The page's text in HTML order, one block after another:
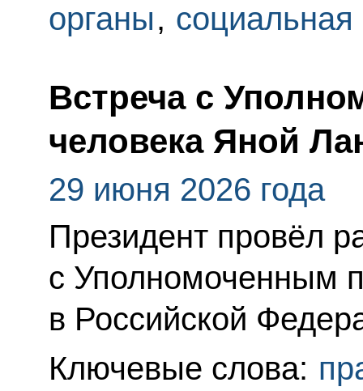
органы,
Встреча с
человека Яной
29 июня 2026 года
Президент провёл
с Уполномоченным
в Российской
Ключевые слова: